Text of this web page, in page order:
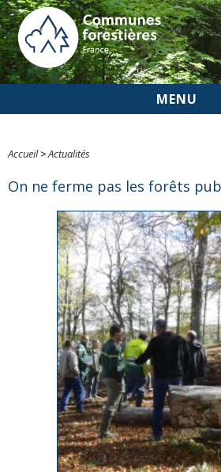
MENU
Accueil>Actualités
On ne ferme pas les forêts